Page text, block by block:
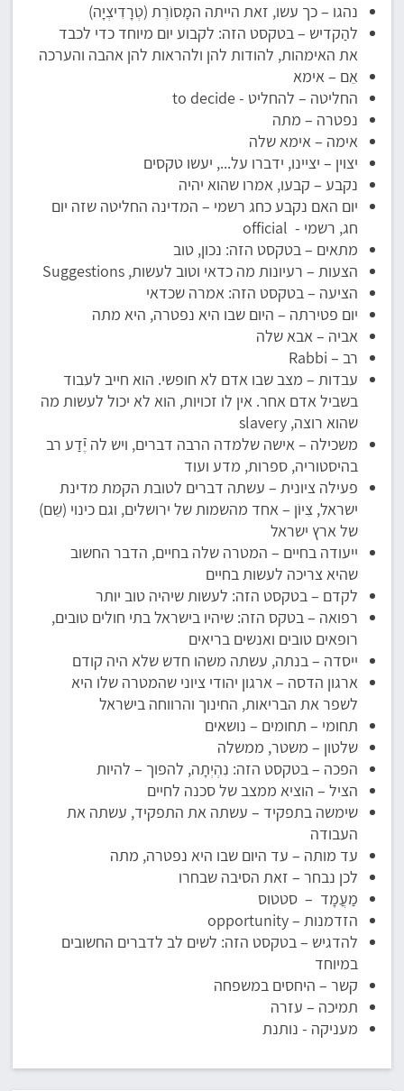
נהגו – כך עשו, זאת הייתה המָסוֹרֶת (טְרָדִיצְיָה)
להַקדיש – בטקסט הזה: לקבוע יום מיוחד כדי לכבד
את האימהות, להודות להן ולהראות להן אהבה והערכה
אֵם – אימא
החליטה – להחליט - to decide
נפטרה – מתה
אימה – אימא שלה
יצוין – יציינו, ידברו על..., יעשו טקסים
נקבע – קבעו, אמרו שהוא יהיה
יום האם נקבע כחג רשמי – המדינה החליטה שזה יום
חג, רשמי - official
מתאים – בטקסט הזה: נכון, טוב
הצעות – רעיונות מה כדאי וטוב לעשות, Suggestions
הציעה – בטקסט הזה: אמרה שכדאי
יום פטירתה – היום שבו היא נפטרה, היא מתה
אביה – אבא שלה
רב – Rabbi
עבדות – מצב שבו אדם לא חופשי. הוא חייב לעבוד
בשביל אדם אחר. אין לו זכויות, הוא לא יכול לעשות מה
שהוא רוצה, slavery
משכילה – אישה שלמדה הרבה דברים, ויש לה יֶֿדַע רב
בהיסטוריה, ספרות, מדע ועוד
פעילה ציונית – עשתה דברים לטובת הקמת מדינת
ישראל, צִיוֹן – אחד מהשמות של ירושלים, וגם כינוי (שֵם)
של ארץ ישראל
ייעודה בחיים – המטרה שלה בחיים, הדבר החשוב
שהיא צריכה לעשות בחיים
לקדם – בטקסט הזה: לעשות שיהיה טוב יותר
רפואה – בטקס הזה: שיהיו בישראל בתי חולים טובים,
רופאים טובים ואנשים בריאים
ייסדה – בנתה, עשתה משהו חדש שלא היה קודם
ארגון הדסה – ארגון יהודי ציוני שהמטרה שלו היא
לשפר את הבריאות, החינוך והרווחה בישראל
תחומי – תחומים – נושאים
שלטון – משטר, ממשלה
הפכה – בטקסט הזה: נִהְיְתָה, להפוך – להיות
הציל – הוציא ממצב של סכנה לחיים
שימשה בתפקיד – עשתה את התפקיד, עשתה את
העבודה
עד מותה – עד היום שבו היא נפטרה, מתה
לכן נבחר – זאת הסיבה שבחרו
מַעֲמָד – סטטוס
הזדמנות – opportunity
להדגיש – בטקסט הזה: לשים לב לדברים החשובים
במיוחד
קשר – היחסים במשפחה
תמיכה – עזרה
מעניקה - נותנת